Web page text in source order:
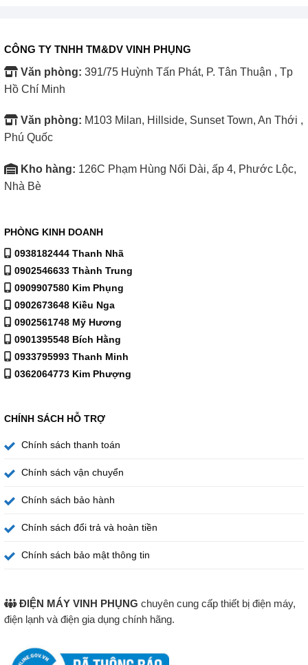
CÔNG TY TNHH TM&DV VINH PHỤNG
Văn phòng: 391/75 Huỳnh Tấn Phát, P. Tân Thuận , Tp
Hồ Chí Minh
Văn phòng: M103 Milan, Hillside, Sunset Town, An Thới ,
Phú Quốc
Kho hàng: 126C Phạm Hùng Nối Dài, ấp 4, Phước Lộc,
Nhà Bè
PHÒNG KINH DOANH
0938182444 Thanh Nhã
0902546633 Thành Trung
0909907580 Kim Phụng
0902673648 Kiều Nga
0902561748 Mỹ Hương
0901395548 Bích Hằng
0933795993 Thanh Minh
0362064773 Kim Phượng
CHÍNH SÁCH HỖ TRỢ
Chính sách thanh toán
Chính sách vận chuyển
Chính sách bảo hành
Chính sách đổi trả và hoàn tiền
Chính sách bảo mật thông tin
ĐIỆN MÁY VINH PHỤNG chuyên cung cấp thiết bị điện máy,
điện lạnh và điện gia dụng chính hãng.